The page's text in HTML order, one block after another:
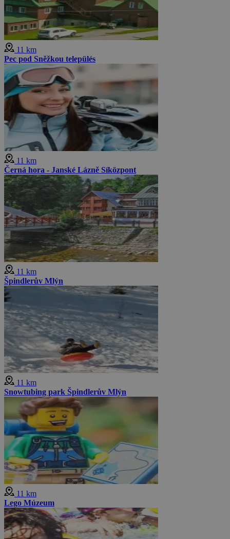
11 km
Pec pod Sněžkou település
11 km
Černá hora - Janské Lázně Síközpont
11 km
Špindlerův Mlýn
11 km
Snowtubing park Špindlerův Mlýn
11 km
Lego Múzeum